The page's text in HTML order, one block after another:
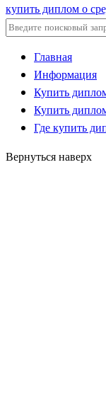
купить диплом о
Главная
Информация
Купить
Купить
Где купить
Вернуться наверх